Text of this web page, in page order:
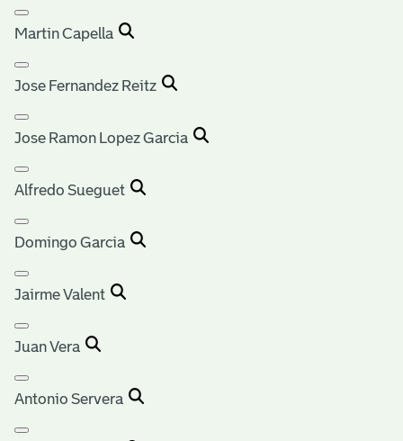
Martin Capella
Jose Fernandez Reitz
Jose Ramon Lopez Garcia
Alfredo Sueguet
Domingo Garcia
Jairme Valent
Juan Vera
Antonio Servera